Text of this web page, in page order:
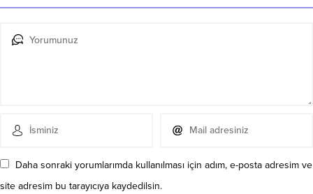
Daha sonraki yorumlarımda kullanılması için adım, e-posta adresim ve
site adresim bu tarayıcıya kaydedilsin.